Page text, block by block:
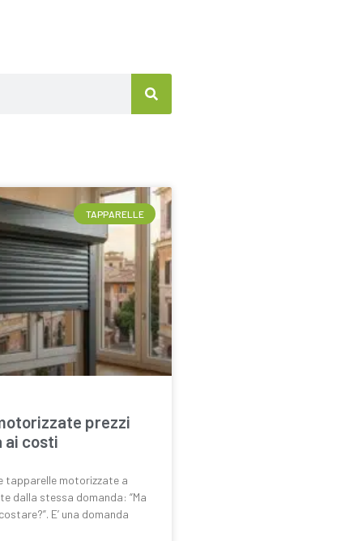
TAPPARELLE
prezzi
ai costi
tapparelle motorizzate a
dalla stessa domanda: “Ma
E’ una domanda